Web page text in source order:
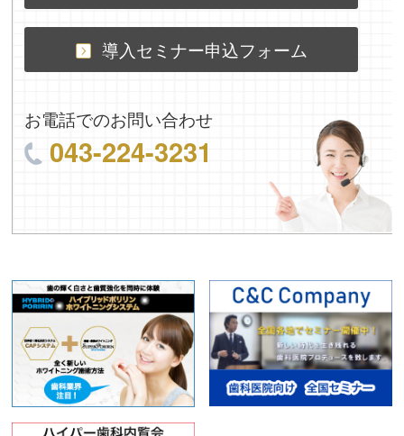
導入セミナー申込フォーム
お電話でのお問い合わせ
043-224-3231